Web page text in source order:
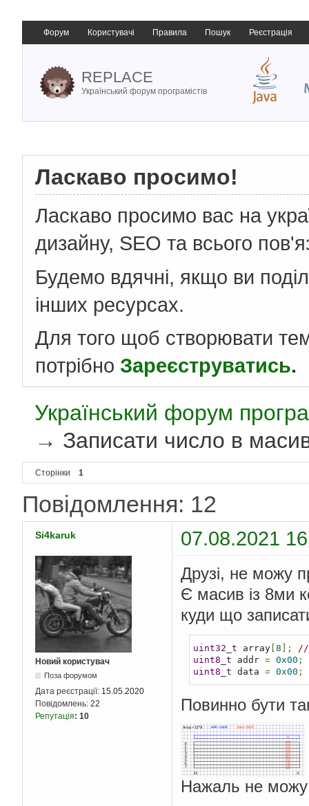
Форум Користувачі Правила Пошук Реєстрація
REPLACE
Український форум програмістів
Ласкаво просимо!
Ласкаво просимо вас на
дизайну, SEO та всього
Будемо вдячні, якщо ви
інших ресурсах.
Для того щоб створювати
потрібно Зареєструватись.
Український форум
→ Записати число в
Сторінки 1
Повідомлення: 12
Si4karuk 07.08.2021
Новий користувач
Поза форумом
Дата реєстрації: 15.05.2020
Повідомлень: 22
Репутація: 10
Друзі, не можу
Є масив із 8ми
куди що
uint32_t array[ 8 ];
//
uint8_t addr = 0x00 ;
uint8_t data = 0x00 ;
Повинно бути
Нажаль не можу